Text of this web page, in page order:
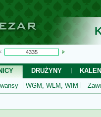
DRUŻYNY
WGM, WLM, WIM